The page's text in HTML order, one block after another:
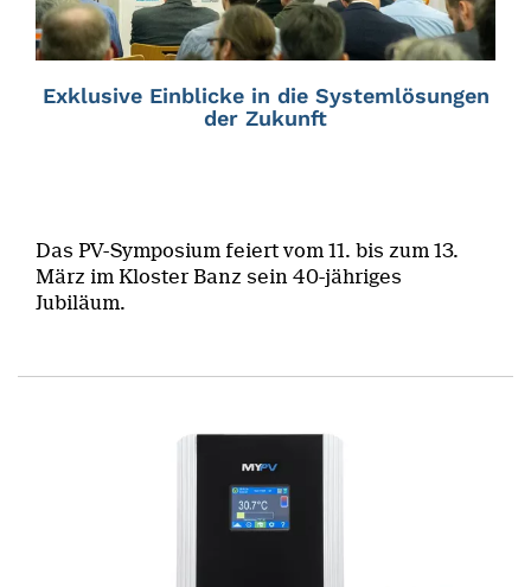
Exklusive Einblicke in die Systemlösungen
der Zukunft
Das PV-Symposium feiert vom 11. bis zum 13.
März im Kloster Banz sein 40-jähriges
Jubiläum.